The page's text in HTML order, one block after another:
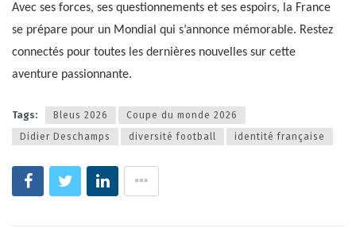
Avec ses forces, ses questionnements et ses espoirs, la France
se prépare pour un Mondial qui s’annonce mémorable. Restez
connectés pour toutes les dernières nouvelles sur cette
aventure passionnante.
Tags: Bleus 2026
Coupe du monde 2026
Didier Deschamps
diversité football identité française